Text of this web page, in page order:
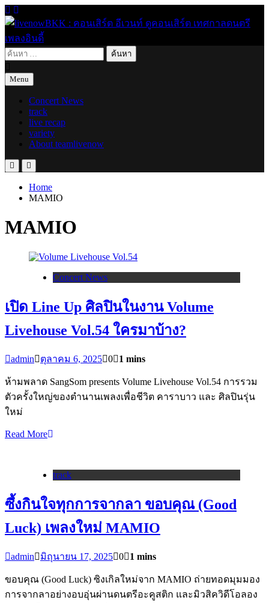
Skip
to
content
livenowBKK : คอนเสิร์ต อีเวนท์ ดูคอนเสิร์ต เทศกาลดนตรี เพลง
อินดี้
live for today
ค้นหา
Menu
Concert News
track
live recap
variety
About teamlivenow
Home
MAMIO
MAMIO
Concert News
เปิด Line Up ศิลปินในงาน Volume
Livehouse Vol.54 ใครมาบ้าง?
admin ตุลาคม 6, 2025 0 1 mins
ห้ามพลาด SangSom presents Volume Livehouse Vol.54 การรวม
ตัวครั้งใหญ่ของตำนานเพลงเพื่อชีวิต คาราบาว และ ศิลปินรุ่น
ใหม่
Read More
track
ซึ้งกินใจทุกการจากลา ขอบคุณ (Good
Luck) เพลงใหม่ MAMIO
admin มิถุนายน 17, 2025 0 1 mins
ขอบคุณ (Good Luck) ซิงเกิลใหม่จาก MAMIO ถ่ายทอดมุมมอง
การจากลาอย่างอบอุ่นผ่านดนตรีอะคูสติก และมิวสิควิดีโอลอง